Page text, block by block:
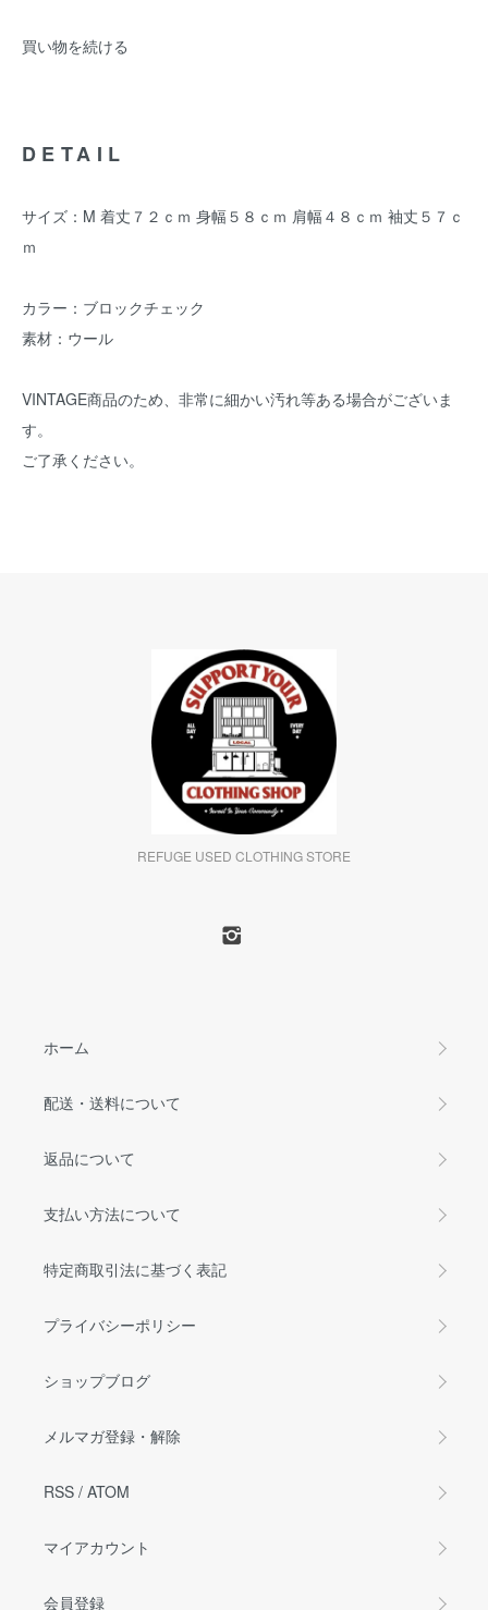
買い物を続ける
DETAIL
サイズ：M 着丈７２ｃｍ 身幅５８ｃｍ 肩幅４８ｃｍ 袖丈５７ｃ
ｍ
カラー：ブロックチェック
素材：ウール
VINTAGE商品のため、非常に細かい汚れ等ある場合がございま
す。
ご了承ください。
REFUGE USED CLOTHING STORE
ホーム
配送・送料について
返品について
支払い方法について
特定商取引法に基づく表記
プライバシーポリシー
ショップブログ
メルマガ登録・解除
RSS / ATOM
マイアカウント
会員登録